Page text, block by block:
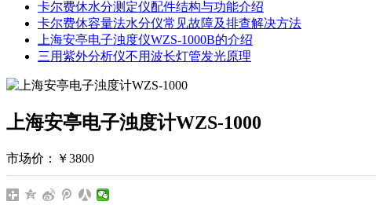
卡尔费休水分测定仪配件结构与功能介绍
卡尔费休容量法水分仪常见故障及排查解决方法
上海安亭电子浊度仪WZS-1000B的介绍
三用紫外分析仪不用波长灯管发光原理
上海安亭电子浊度计WZS-1000
市场价： ￥3800